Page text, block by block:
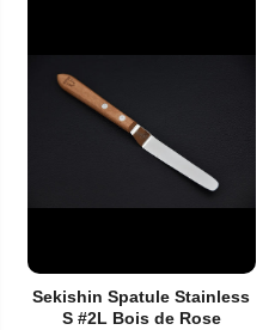
Sekishin Spatule Stainless
S #2L Bois de Rose
d’ouverture sera réservée
prochain